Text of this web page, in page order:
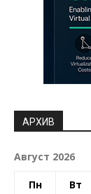
АРХИВ
Август 2026
Пн Вт